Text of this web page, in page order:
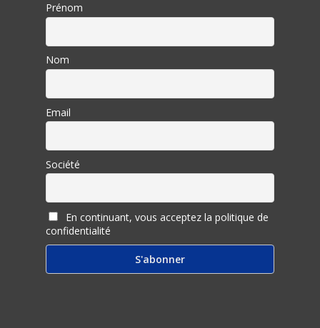
Prénom
Nom
Email
Société
En continuant, vous acceptez la politique de
confidentialité